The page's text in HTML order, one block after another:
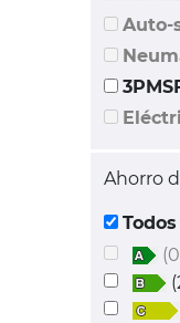
Ahorro